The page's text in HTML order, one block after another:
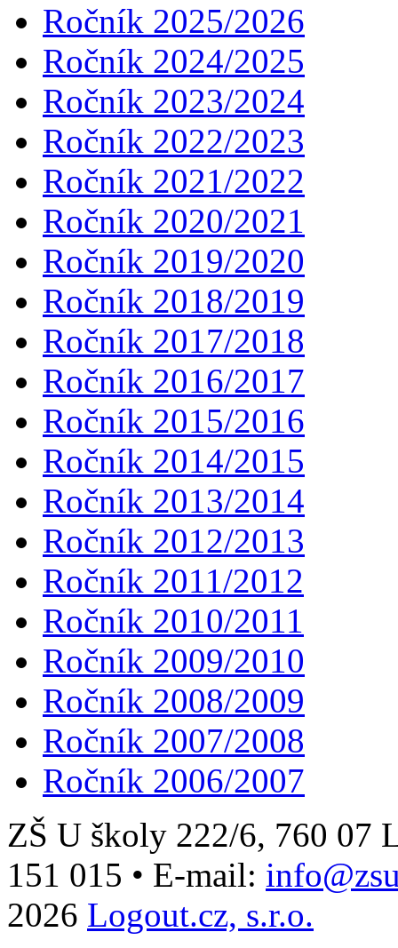
Ročník 2025/2026
Ročník 2024/2025
Ročník 2023/2024
Ročník 2022/2023
Ročník 2021/2022
Ročník 2020/2021
Ročník 2019/2020
Ročník 2018/2019
Ročník 2017/2018
Ročník 2016/2017
Ročník 2015/2016
Ročník 2014/2015
Ročník 2013/2014
Ročník 2012/2013
Ročník 2011/2012
Ročník 2010/2011
Ročník 2009/2010
Ročník 2008/2009
Ročník 2007/2008
Ročník 2006/2007
ZŠ U školy 222/6, 760 07
151 015 • E-mail:
2026 Logout.cz, s.r.o.